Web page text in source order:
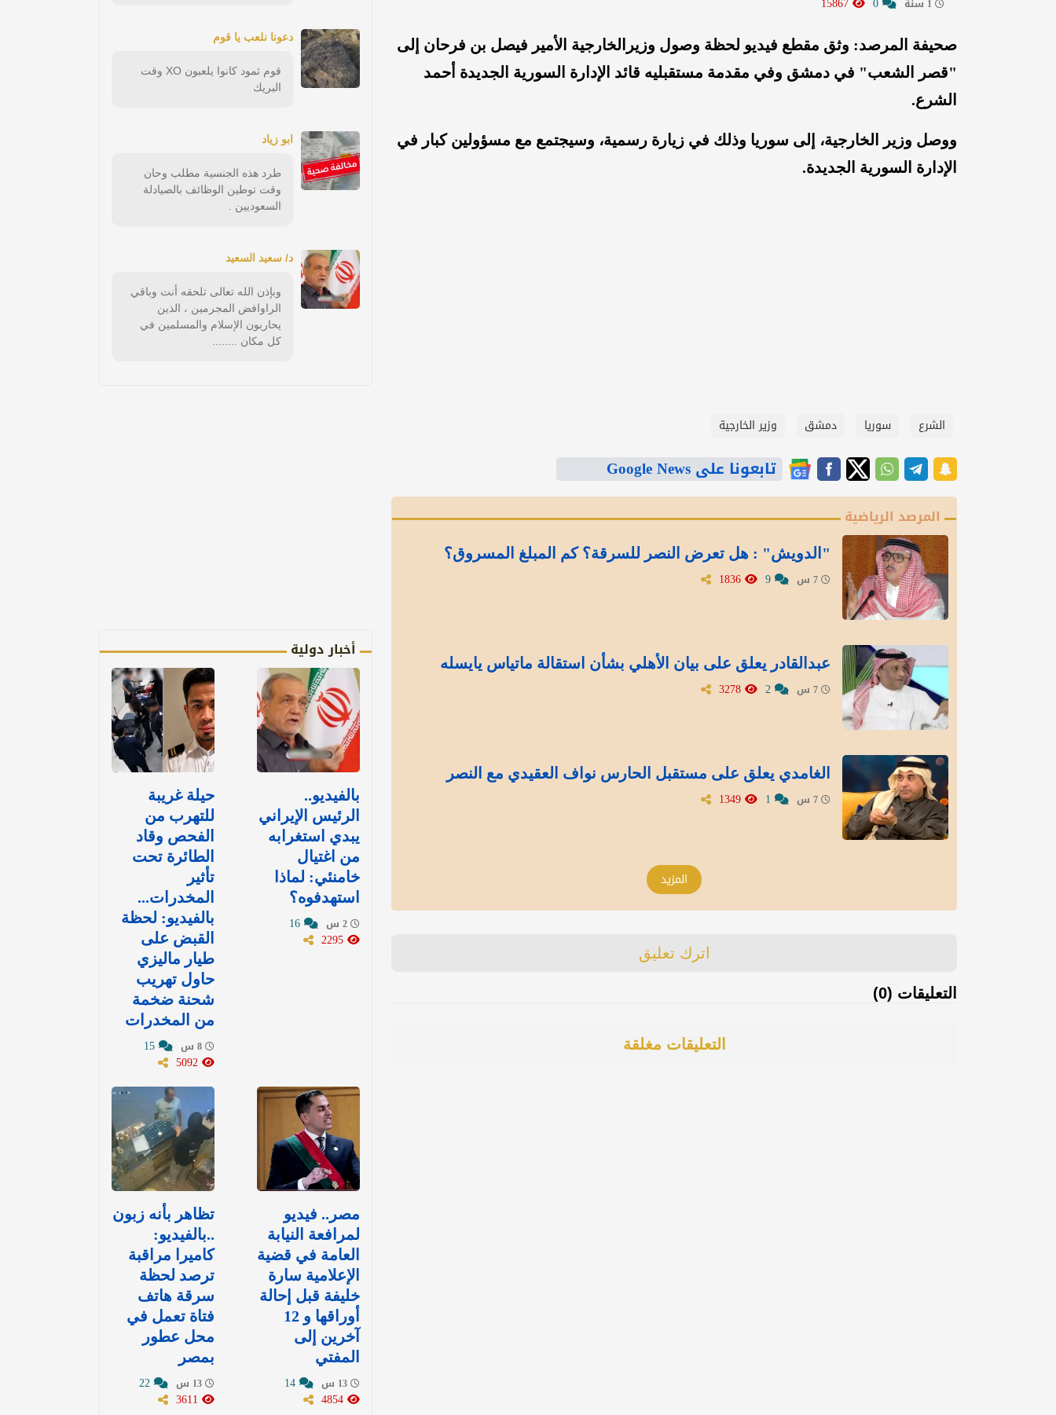
صحيفة المرصد: وثق مقطع فيديو لحظة وصول وزيرالخارجية الأمير فيصل بن فرحان إلى
"قصر الشعب" في دمشق وفي مقدمة مستقبليه قائد الإدارة السورية الجديدة أحمد
الشرع.
ووصل وزير الخارجية، إلى سوريا وذلك في زيارة رسمية، وسيجتمع مع مسؤولين كبار في
الإدارة السورية الجديدة.
الشرع سوريا دمشق وزير الخارجية
تابعونا على Google News
المرصد الرياضية
"الدويش" : هل تعرض النصر للسرقة؟ كم المبلغ المسروق؟
عبدالقادر يعلق على بيان الأهلي بشأن استقالة ماتياس يايسله
الغامدي يعلق على مستقبل الحارس نواف العقيدي مع النصر
المزيد
اترك تعليق
التعليقات (0)
التعليقات مغلقة
دعونا نلعب يا قوم
قوم ثمود كانوا يلعبون XO وقت
البريك
ابو زياد
طرد هذه الجنسية مطلب وحان
وقت توطين الوظائف بالصيادلة
السعوديين .
د/ سعيد السعيد
وبإذن الله تعالى تلحقه أنت وباقي
الراوافض المجرمين ، الذين
يحاربون الإسلام والمسلمين في
كل مكان ........
أخبار دولية
بالفيديو..
الرئيس الإيراني
يبدي استغرابه
من اغتيال
خامنئي: لماذا
استهدفوه؟
حيلة غريبة
للتهرب من
الفحص وقاد
الطائرة تحت
تأثير
المخدرات...
بالفيديو: لحظة
القبض على
طيار ماليزي
حاول تهريب
شحنة ضخمة
من المخدرات
مصر.. فيديو
لمرافعة النيابة
العامة في قضية
الإعلامية سارة
خليفة قبل إحالة
أوراقها و 12
آخرين إلى
المفتي
تظاهر بأنه زبون
..بالفيديو:
كاميرا مراقبة
ترصد لحظة
سرقة هاتف
فتاة تعمل في
محل عطور
بمصر